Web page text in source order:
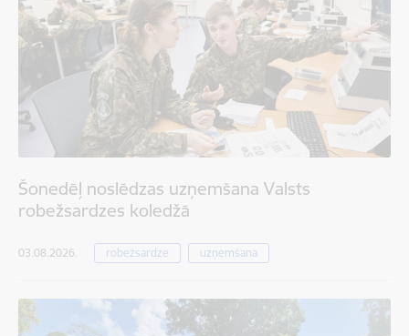
Šonedēļ noslēdzas uzņemšana Valsts
robežsardzes koledžā
03.08.2026. robežsardze uzņemšana